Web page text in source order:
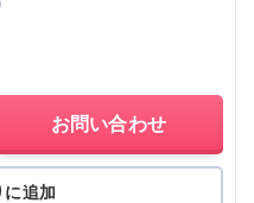
お問い合わせ
に追加